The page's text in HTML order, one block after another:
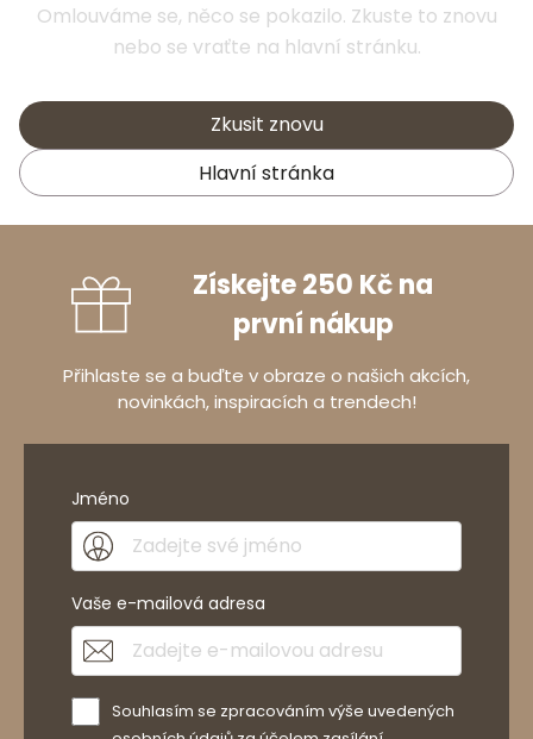
Omlouváme se, něco se pokazilo. Zkuste to znovu
nebo se vraťte na hlavní stránku.
Zkusit znovu
Hlavní stránka
Získejte 250 Kč na
první nákup
Přihlaste se a buďte v obraze o našich akcích,
novinkách, inspiracích a trendech!
Jméno
Vaše e-mailová adresa
Souhlasím se zpracováním výše uvedených